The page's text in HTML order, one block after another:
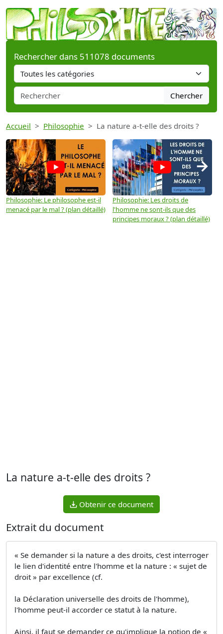
Rechercher dans 511078 documents
Chercher
Accueil Philosophie La nature a-t-elle des droits ?
Philosophie: Le philosophe est-il
menacé par le mal ? (plan détaillé)
Philosophie: Les droits de
l'homme ne sont-ils que des
principes moraux ? (plan détaillé)
→
La nature a-t-elle des droits ?
Obtenir ce document
Extrait du document
« Se demander si la nature a des droits, c'est interroger
le lien d'identité entre l'homme et la nature : « sujet de
droit » par excellence (cf.
la Déclaration universelle des droits de l'homme),
l'homme peut-il accorder ce statut à la nature.
Ainsi, il faut se demander ce qu'implique la notion de «